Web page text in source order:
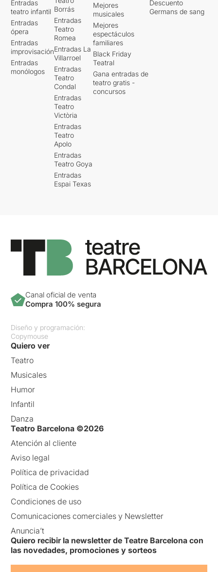
Entradas
teatro infantil
Entradas
ópera
Entradas
improvisación
Entradas
monólogos
Borrás
Entradas
Teatro
Romea
Entradas La
Villarroel
Entradas
Teatro
Condal
Entradas
Teatro
Victòria
Entradas
Teatro
Apolo
Entradas
Teatro Goya
Entradas
Espai Texas
Mejores
musicales
Mejores
espectáculos
familiares
Black Friday
Teatral
Gana entradas de
teatro gratis -
concursos
Descuento
Germans de sang
Canal oficial de venta
Compra 100% segura
Diseño y programación:
Copymouse
Quiero ver
Teatro
Musicales
Humor
Infantil
Danza
Teatro Barcelona ©2026
Atención al cliente
Aviso legal
Política de privacidad
Política de Cookies
Condiciones de uso
Comunicaciones comerciales y Newsletter
Anuncia’t
Quiero recibir la newsletter de Teatre Barcelona con
las novedades, promociones y sorteos